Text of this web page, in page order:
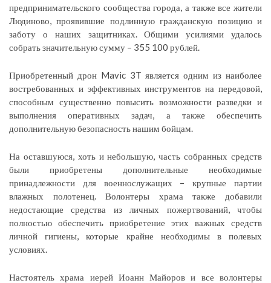
предпринимательского сообщества города, а также все жители
Людиново, проявившие подлинную гражданскую позицию и
заботу о наших защитниках. Общими усилиями удалось
собрать значительную сумму – 355 100 рублей.
Приобретенный дрон Mavic 3T является одним из наиболее
востребованных и эффективных инструментов на передовой,
способным существенно повысить возможности разведки и
выполнения оперативных задач, а также обеспечить
дополнительную безопасность нашим бойцам.
На оставшуюся, хоть и небольшую, часть собранных средств
были приобретены дополнительные необходимые
принадлежности для военнослужащих – крупные партии
влажных полотенец. Волонтеры храма также добавили
недостающие средства из личных пожертвований, чтобы
полностью обеспечить приобретение этих важных средств
личной гигиены, которые крайне необходимы в полевых
условиях.
Настоятель храма иерей Иоанн Майоров и все волонтеры